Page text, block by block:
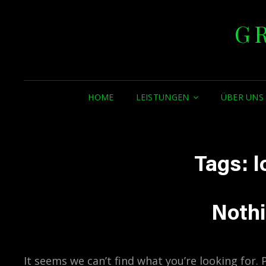
HOME LEISTUNGEN ÜBER UNS
Tags:
It seems we can’t find what you’re looking for.